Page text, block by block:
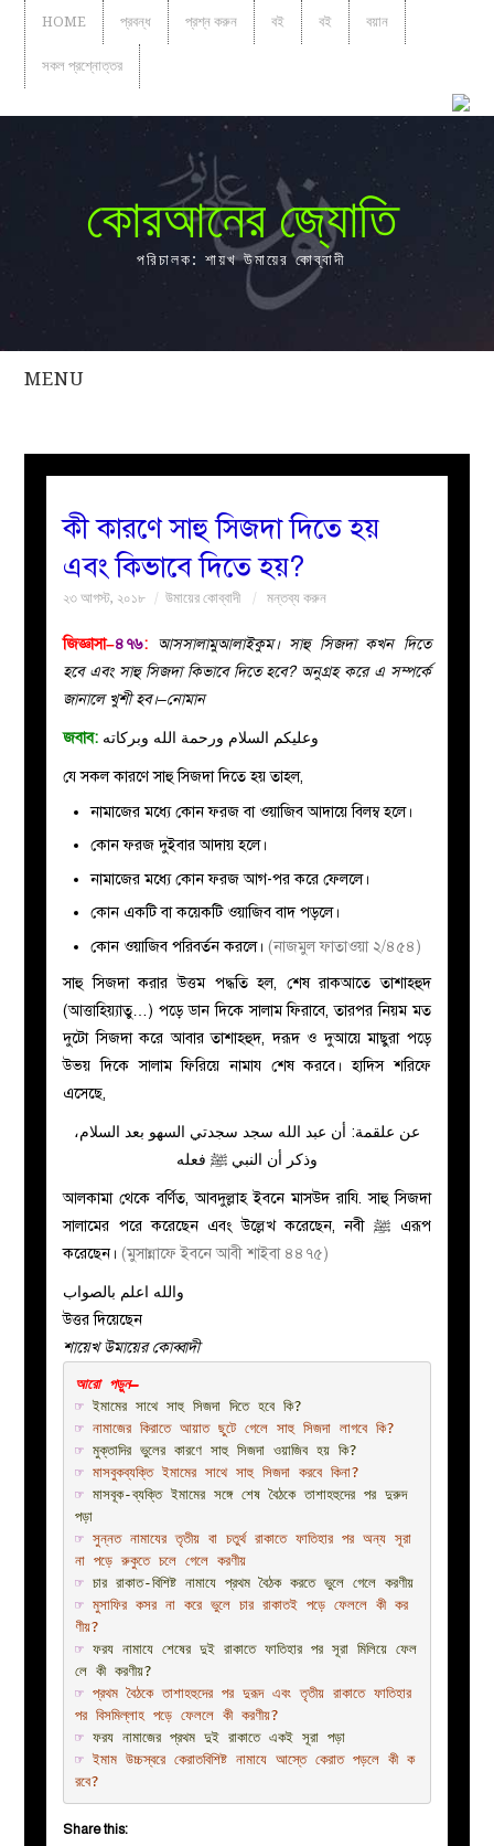
HOME প্রবন্ধ প্রশ্ন করুন বই বই বয়ান
সকল প্রশ্নোত্তর
কোরআনের জ্যোতি
পরিচালক: শায়খ উমায়ের কোব্বাদী
MENU
সকল
নারীদের
মজলিস
করুন
কী কারণে সাহু সিজদা দিতে হয়
এবং কিভাবে দিতে হয়?
২৩ আগস্ট, ২০১৮ উমায়ের কোব্বাদী মন্তব্য করুন
জিজ্ঞাসা–৪৭৬: আসসালামুআলাইকুম। সাহু সিজদা কখন দিতে
হবে এবং সাহু সিজদা কিভাবে দিতে হবে? অনুগ্রহ করে এ সম্পর্কে
জানালে খুশী হব।–নোমান
জবাব: وعليكم السلام ورحمة الله وبركاته
যে সকল কারণে সাহু সিজদা দিতে হয় তাহল,
নামাজের মধ্যে কোন ফরজ বা ওয়াজিব আদায়ে বিলম্ব হলে।
কোন ফরজ দুইবার আদায় হলে।
নামাজের মধ্যে কোন ফরজ আগ-পর করে ফেললে।
কোন একটি বা কয়েকটি ওয়াজিব বাদ পড়লে।
কোন ওয়াজিব পরিবর্তন করলে। (নাজমুল ফাতাওয়া ২/৪৫৪)
সাহু সিজদা করার উত্তম পদ্ধতি হল, শেষ রাকআতে তাশাহহুদ
(আত্তাহিয়্যাতু…) পড়ে ডান দিকে সালাম ফিরাবে, তারপর নিয়ম মত
দুটো সিজদা করে আবার তাশাহহুদ, দরূদ ও দুআয়ে মাছুরা পড়ে
উভয় দিকে সালাম ফিরিয়ে নামায শেষ করবে। হাদিস শরিফে
এসেছে,
عن علقمة: أن عبد الله سجد سجدتي السهو بعد السلام،
وذكر أن النبي ﷺ فعله
আলকামা থেকে বর্ণিত, আবদুল্লাহ ইবনে মাসউদ রাযি. সাহু সিজদা
সালামের পরে করেছেন এবং উল্লেখ করেছেন, নবী ﷺ এরূপ
করেছেন। (মুসান্নাফে ইবনে আবী শাইবা ৪৪৭৫)
والله اعلم بالصواب
উত্তর দিয়েছেন
শায়েখ উমায়ের কোব্বাদী
আরো পড়ুন–
☞ ইমামের সাথে সাহু সিজদা দিতে হবে কি?
☞ নামাজের কিরাতে আয়াত ছুটে গেলে সাহু সিজদা লাগবে কি?
☞ মুক্তাদির ভুলের কারণে সাহু সিজদা ওয়াজিব হয় কি?
☞ মাসবুকব্যক্তি ইমামের সাথে সাহু সিজদা করবে কিনা?
☞ মাসবূক-ব্যক্তি ইমামের সঙ্গে শেষ বৈঠকে তাশাহহুদের পর দুরুদ
পড়া
☞ সুন্নত নামাযের তৃতীয় বা চতুর্থ রাকাতে ফাতিহার পর অন্য সূরা
না পড়ে রুকুতে চলে গেলে করণীয়
☞ চার রাকাত-বিশিষ্ট নামাযে প্রথম বৈঠক করতে ভুলে গেলে করণীয়
☞ মুসাফির কসর না করে ভুলে চার রাকাতই পড়ে ফেললে কী কর
ণীয়?
☞ ফরয নামাযে শেষের দুই রাকাতে ফাতিহার পর সূরা মিলিয়ে ফেল
লে কী করণীয়?
☞ প্রথম বৈঠকে তাশাহহুদের পর দুরূদ এবং তৃতীয় রাকাতে ফাতিহার
পর বিসমিল্লাহ পড়ে ফেললে কী করণীয়?
☞ ফরয নামাজের প্রথম দুই রাকাতে একই সূরা পড়া
☞ ইমাম উচ্চস্বরে কেরাতবিশিষ্ট নামাযে আস্তে কেরাত পড়লে কী ক
রবে?
Share this: